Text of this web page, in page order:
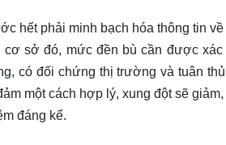
hết phải minh bạch hóa thông tin
sở đó, mức đền bù cần được
có đối chứng thị trường và tuân
một cách hợp lý, xung đột sẽ
đáng kể.